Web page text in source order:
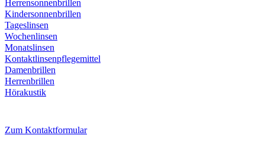
Herrensonnenbrillen
Kindersonnenbrillen
Tageslinsen
Wochenlinsen
Monatslinsen
Kontaktlinsenpflegemittel
Damenbrillen
Herrenbrillen
Hörakustik
Zum Kontaktformular